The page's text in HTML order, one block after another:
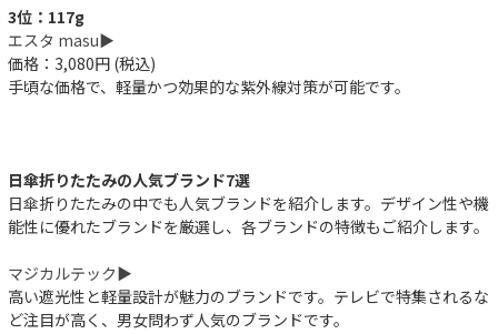
3位：117g
エスタ masu▶︎
価格：3,080円 (税込)
手頃な価格で、軽量かつ効果的な紫外線対策が可能です。
日傘折りたたみの人気ブランド7選
日傘折りたたみの中でも人気ブランドを紹介します。デザイン性や機
能性に優れたブランドを厳選し、各ブランドの特徴もご紹介します。
マジカルテック▶︎
高い遮光性と軽量設計が魅力のブランドです。テレビで特集されるな
ど注目が高く、男女問わず人気のブランドです。